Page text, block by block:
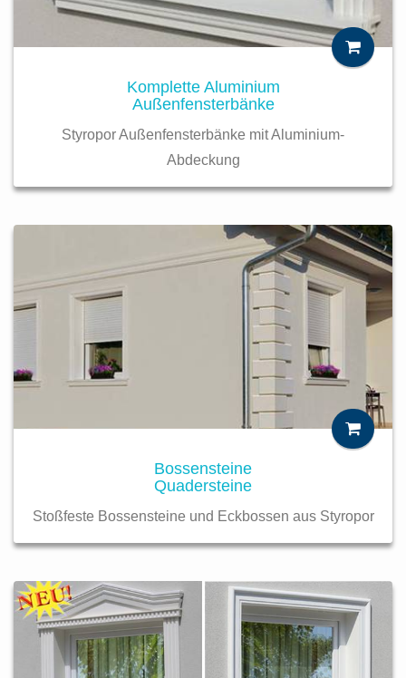
Komplette Aluminium
Außenfensterbänke
Styropor Außenfensterbänke mit Aluminium-
Abdeckung
Bossensteine
Quadersteine
Stoßfeste Bossensteine und Eckbossen aus Styropor